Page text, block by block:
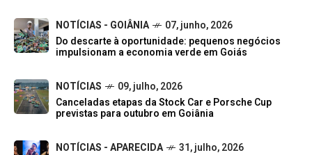
NOTÍCIAS - GOIÂNIA
07, junho, 2026
Do descarte à oportunidade: pequenos negócios
impulsionam a economia verde em Goiás
NOTÍCIAS
09, julho, 2026
Canceladas etapas da Stock Car e Porsche Cup
previstas para outubro em Goiânia
NOTÍCIAS - APARECIDA 31, julho, 2026